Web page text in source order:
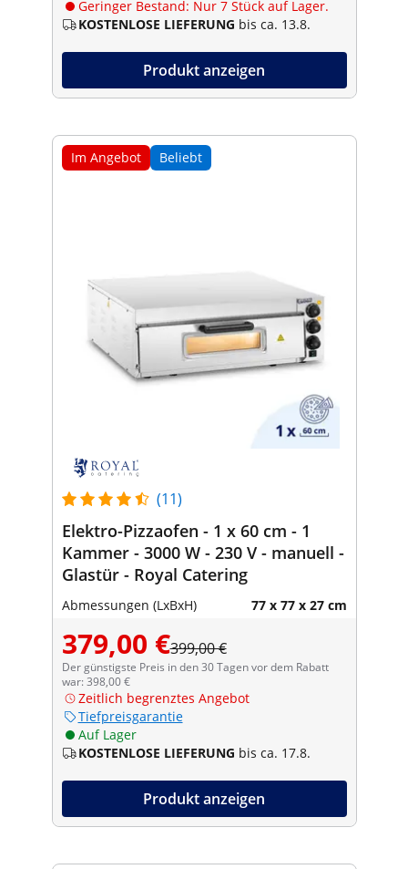
Geringer Bestand: Nur 7 Stück auf Lager.
KOSTENLOSE LIEFERUNG bis ca. 13.8.
Produkt anzeigen
Im Angebot Beliebt
(11)
Elektro-Pizzaofen - 1 x 60 cm - 1
Kammer - 3000 W - 230 V - manuell -
Glastür - Royal Catering
Abmessungen (LxBxH) 77 x 77 x 27 cm
379,00 €399,00 €
Der günstigste Preis in den 30 Tagen vor dem Rabatt
war: 398,00 €
Zeitlich begrenztes Angebot
Tiefpreisgarantie
Auf Lager
KOSTENLOSE LIEFERUNG bis ca. 17.8.
Produkt anzeigen